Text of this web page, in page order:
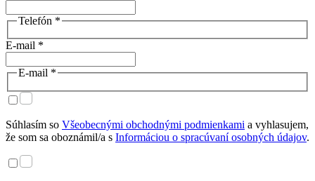
Telefón *
E-mail *
E-mail *
Súhlasím so Všeobecnými obchodnými podmienkami a vyhlasujem,
že som sa oboznámil/a s Informáciou o spracúvaní osobných údajov.